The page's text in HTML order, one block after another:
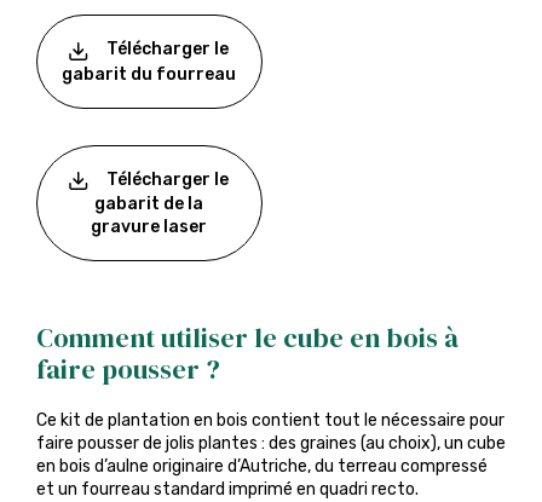
Télécharger le
gabarit du fourreau
Télécharger le
gabarit de la
gravure laser
Comment utiliser le cube en bois à
faire pousser ?
Ce kit de plantation en bois contient tout le nécessaire pour
faire pousser de jolis plantes : des graines (au choix), un cube
en bois d’aulne originaire d’Autriche, du terreau compressé
et un fourreau standard imprimé en quadri recto.